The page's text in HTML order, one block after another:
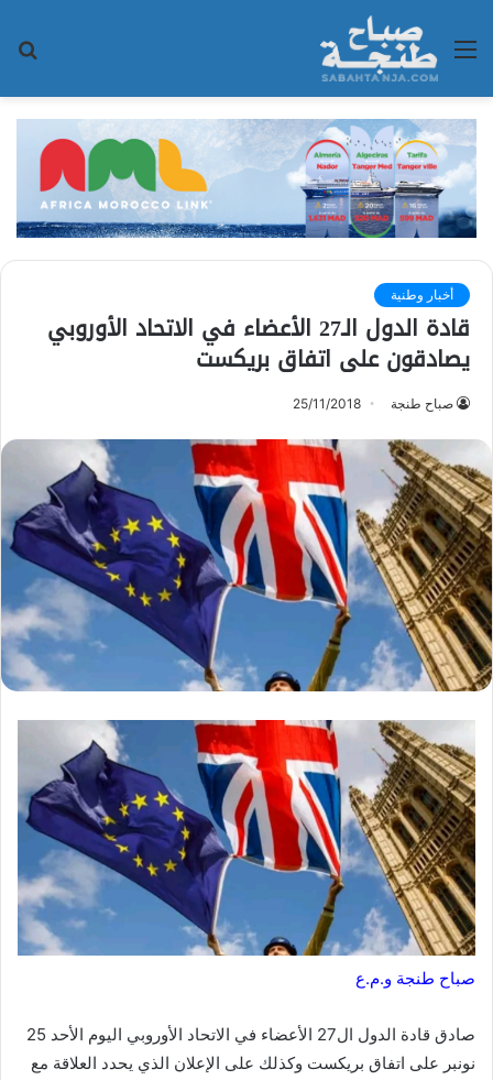
القائمة
أخبار وطنية
قادة الدول الـ27 الأعضاء في الاتحاد الأوروبي
يصادقون على اتفاق بريكست
صباح طنجة 25/11/2018
صباح طنجة و.م.ع
صادق قادة الدول ال27 الأعضاء في الاتحاد الأوروبي اليوم الأحد 25
نونبر على اتفاق بريكست وكذلك على الإعلان الذي يحدد العلاقة مع